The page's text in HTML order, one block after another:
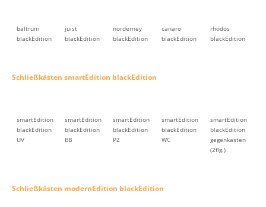
baltrum
blackEdition
juist
blackEdition
norderney
blackEdition
canaro
blackEdition
rhodos
blackEdition
Schließkästen smartEdition blackEdition
smartEdition
blackEdition
UV
smartEdition
blackEdition
BB
smartEdition
blackEdition
PZ
smartEdition
blackEdition
WC
smartEdition
blackEdition
gegenkasten
(2flg.)
Schließkästen modernEdition blackEdition